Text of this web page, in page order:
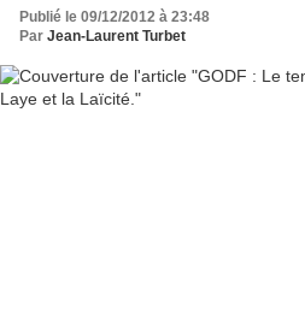
Publié le 09/12/2012 à 23:48
Par Jean-Laurent Turbet